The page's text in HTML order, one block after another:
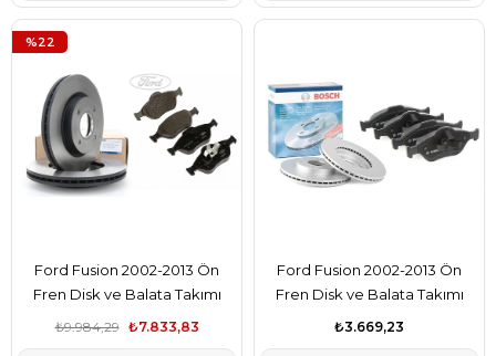
Ford Fusion 2002-2013 Ön
Fren Disk ve Balata Takımı
Ford Orjinal Marka
₺7.833,83
₺9.984,29
%22
Ford Fusion 2002-2013 Ön
Fren Disk ve Balata Takımı
Bosch Marka
₺3.669,23